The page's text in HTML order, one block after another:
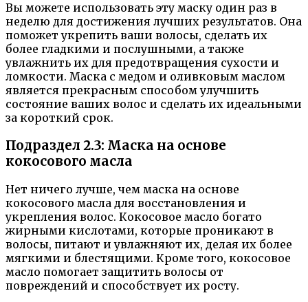
Вы можете использовать эту маску один раз в
неделю для достижения лучших результатов. Она
поможет укрепить ваши волосы, сделать их
более гладкими и послушными, а также
увлажнить их для предотвращения сухости и
ломкости. Маска с медом и оливковым маслом
является прекрасным способом улучшить
состояние ваших волос и сделать их идеальными
за короткий срок.
Подраздел 2.3: Маска на основе
кокосового масла
Нет ничего лучше, чем маска на основе
кокосового масла для восстановления и
укрепления волос. Кокосовое масло богато
жирными кислотами, которые проникают в
волосы, питают и увлажняют их, делая их более
мягкими и блестящими. Кроме того, кокосовое
масло помогает защитить волосы от
повреждений и способствует их росту.